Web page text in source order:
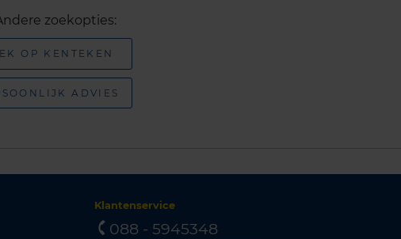
zoekopties:
OP KENTEKEN
ADVIES
Klantenservice
088 - 5945348